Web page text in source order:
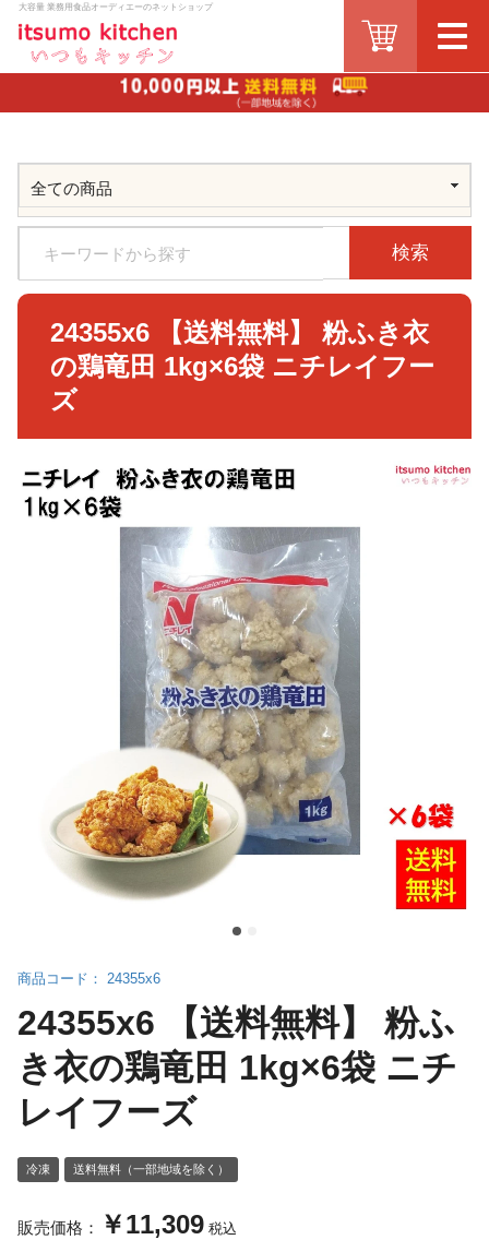
大容量 業務用食品オーディエーのネットショップ
検索
24355x6 【送料無料】 粉ふき衣
の鶏竜田 1kg×6袋 ニチレイフー
ズ
商品コード： 24355x6
24355x6 【送料無料】 粉ふ
き衣の鶏竜田 1kg×6袋 ニチ
レイフーズ
冷凍 送料無料（一部地域を除く）
販売価格： ￥11,309 税込